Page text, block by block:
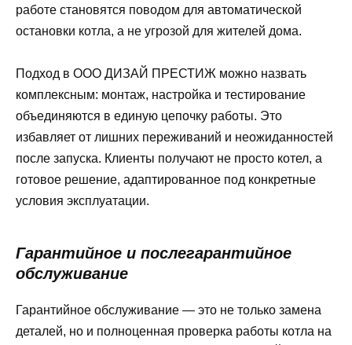
работе становятся поводом для автоматической
остановки котла, а не угрозой для жителей дома.
Подход в ООО ДИЗАЙ ПРЕСТИЖ можно назвать
комплексным: монтаж, настройка и тестирование
объединяются в единую цепочку работы. Это
избавляет от лишних переживаний и неожиданностей
после запуска. Клиенты получают не просто котел, а
готовое решение, адаптированное под конкретные
условия эксплуатации.
Гарантийное и послегарантийное
обслуживание
Гарантийное обслуживание — это не только замена
деталей, но и полноценная проверка работы котла на